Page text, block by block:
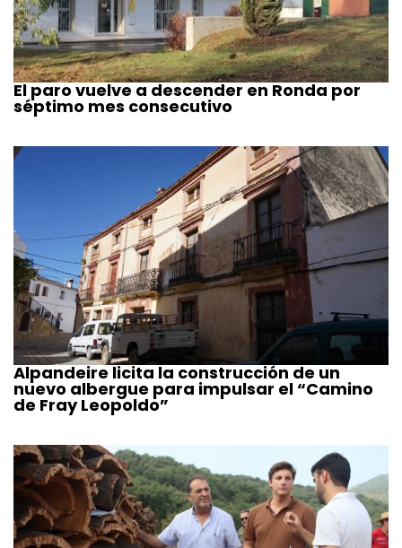
El paro vuelve a descender en Ronda por
séptimo mes consecutivo
Alpandeire licita la construcción de un
nuevo albergue para impulsar el “Camino
de Fray Leopoldo”